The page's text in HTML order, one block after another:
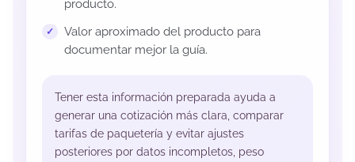
producto.
Valor aproximado del producto para
documentar mejor la guía.
Tener esta información preparada ayuda a
generar una cotización más clara, comparar
tarifas de paquetería y evitar ajustes
posteriores por datos incompletos, peso